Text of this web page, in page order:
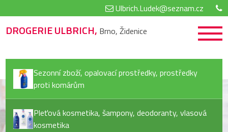
Ulbrich.Ludek@seznam.cz
DROGERIE ULBRICH, Brno, Židenice
Sezonní zboží, opalovací prostředky, prostředky
proti komárům
Pleťová kosmetika, šampony, deodoranty, vlasová
kosmetika